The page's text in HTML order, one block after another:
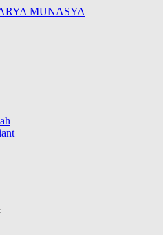
berbagai hal di sekitarnya